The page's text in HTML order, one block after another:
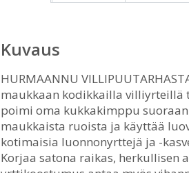
Kuvaus
HURMAANNU
maukkaan kodikkailla villiyrteillä
poimi oma kukkakimppu
maukkaista ruoista ja käyttää
kotimaisia luonnonyrttejä ja -
Korjaa satona raikas, herkullisen